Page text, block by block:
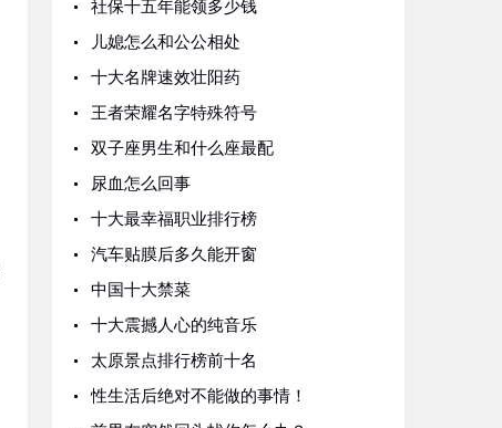
社保十五年能领多少钱
儿媳怎么和公公相处
十大名牌速效壮阳药
王者荣耀名字特殊符号
双子座男生和什么座最配
尿血怎么回事
十大最幸福职业排行榜
汽车贴膜后多久能开窗
中国十大禁菜
十大震撼人心的纯音乐
太原景点排行榜前十名
性生活后绝对不能做的事情！